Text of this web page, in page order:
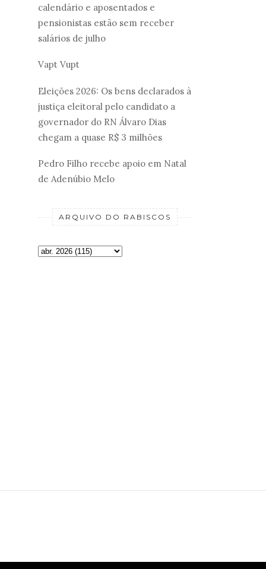
calendário e aposentados e
pensionistas estão sem receber
salários de julho
Vapt Vupt
Eleições 2026: Os bens declarados à
justiça eleitoral pelo candidato a
governador do RN Álvaro Dias
chegam a quase R$ 3 milhões
Pedro Filho recebe apoio em Natal
de Adenúbio Melo
ARQUIVO DO RABISCOS